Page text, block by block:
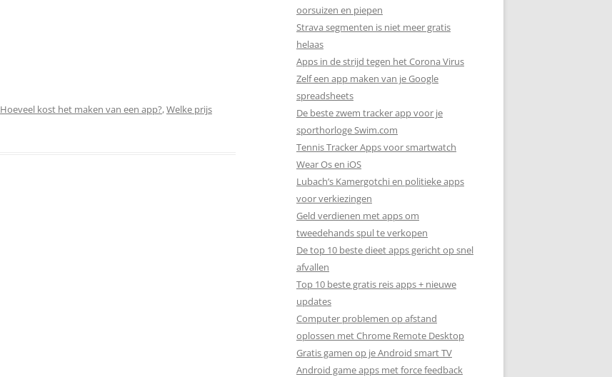
Hoeveel kost het maken van een app?,Welke prijs
oorsuizen en piepen
Strava segmenten is niet meer gratis
helaas
Apps in de strijd tegen het Corona Virus
Zelf een app maken van je Google
spreadsheets
De beste zwem tracker app voor je
sporthorloge Swim.com
Tennis Tracker Apps voor smartwatch
Wear Os en iOS
Lubach’s Kamergotchi en politieke apps
voor verkiezingen
Geld verdienen met apps om
tweedehands spul te verkopen
De top 10 beste dieet apps gericht op snel
afvallen
Top 10 beste gratis reis apps + nieuwe
updates
Computer problemen op afstand
oplossen met Chrome Remote Desktop
Gratis gamen op je Android smart TV
Android game apps met force feedback